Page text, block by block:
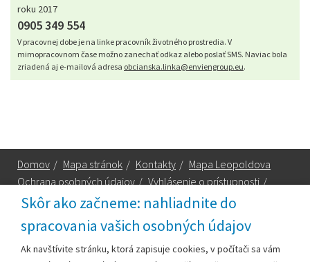
Skôr ako začneme: nahliadnite do
spracovania vašich osobných údajov
Ak navštívite stránku, ktorá zapisuje cookies, v počítači sa vám
roku 2017
0905 349 554
V pracovnej dobe je na linke pracovník životného prostredia. V
mimopracovnom čase možno zanechať odkaz alebo poslať SMS. Naviac bola
zriadená aj e-mailová adresa obcianska.linka@enviengroup.eu.
Domov / Mapa stránok / Kontakty / Mapa Leopoldova
Ochrana osobných údajov / Vyhlásenie o prístupnosti /
Technická podpora